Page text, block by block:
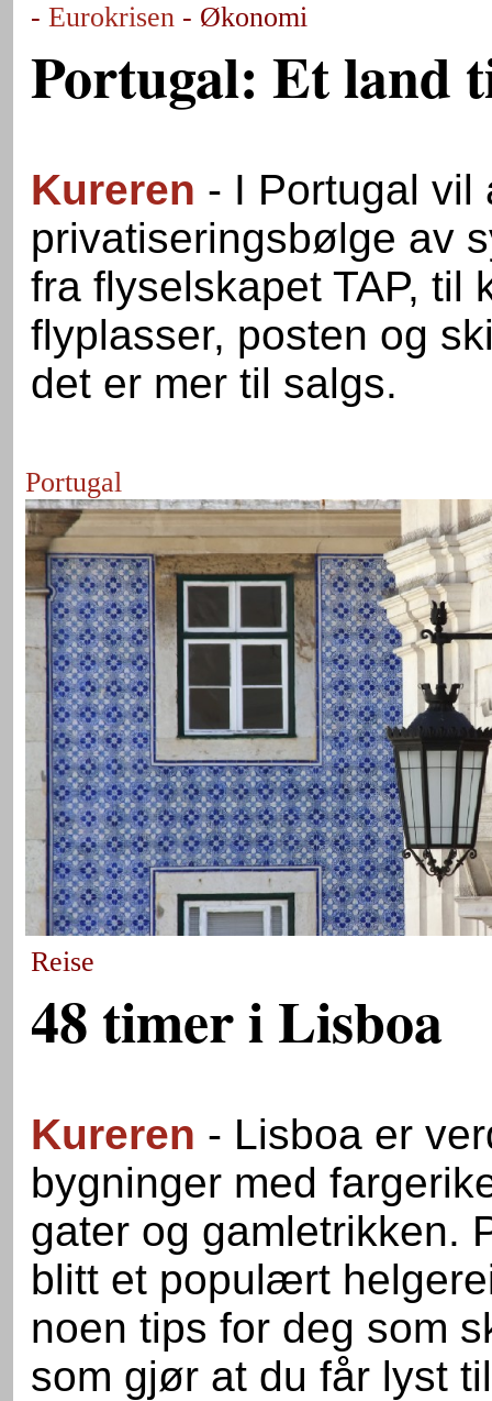
- Eurokrisen- Økonomi
Portugal: Et land
Kureren - I Portugal vil
privatiseringsbølge av
fra flyselskapet TAP, til
flyplasser, posten og
det er mer til salgs.
Portugal
Reise
48 timer i Lisboa
Kureren - Lisboa er
bygninger med
gater og gamletrikken.
blitt et populært
noen tips for deg som
som gjør at du får lyst